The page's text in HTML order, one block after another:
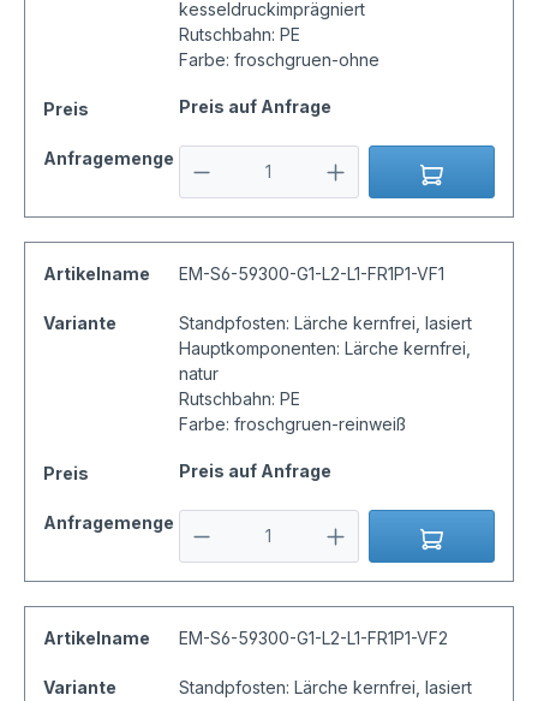
kesseldruckimprägniert
Rutschbahn: PE
Farbe: froschgruen-ohne
Preis Preis auf Anfrage
Anfragemenge
Artikelname EM-S6-59300-G1-L2-L1-FR1P1-VF1
Variante
Standpfosten: Lärche kernfrei, lasiert
Hauptkomponenten: Lärche kernfrei,
natur
Rutschbahn: PE
Farbe: froschgruen-reinweiß
Preis Preis auf Anfrage
Anfragemenge
Artikelname EM-S6-59300-G1-L2-L1-FR1P1-VF2
Variante
Standpfosten: Lärche kernfrei, lasiert